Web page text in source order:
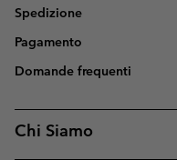
Spedizione
Pagamento
Domande frequenti
Chi Siamo